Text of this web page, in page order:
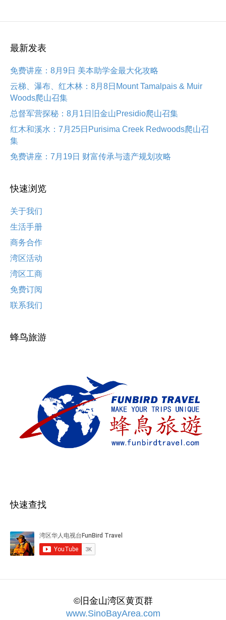
最新发表
免费讲座：8月9日 美本助学金最大化攻略
云梯、瀑布、红木林：8月8日Mount Tamalpais & Muir
Woods爬山召集
总督军营探秘：8月1日旧金山Presidio爬山召集
红木和溪水：7月25日Purisima Creek Redwoods爬山召
集
免费讲座：7月19日 财富传承与遗产规划攻略
快速浏览
关于我们
生活手册
商务合作
湾区活动
湾区工商
免费订阅
联系我们
蜂鸟旅游
快速查找
©旧金山湾区黄页群
www.SinoBayArea.com